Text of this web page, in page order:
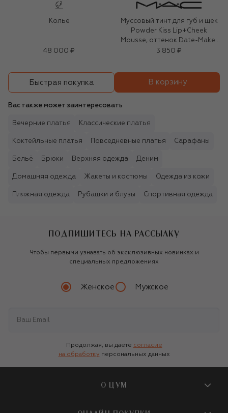
Колье
48 000 ₽
Муссовый тинт для губ и щек
Powder Kiss Lip+Cheek
Mousse, оттенок Date-Maker
(5ml)
3 850 ₽
Быстрая покупка В корзину
Вас также может заинтересовать
Вечерние платья Классические платья
Коктейльные платья Повседневные платья Сарафаны
Бельё Брюки Верхняя одежда Деним
Домашняя одежда Жакеты и костюмы Одежда из кожи
Пляжная одежда Рубашки и блузы Спортивная одежда
ПОДПИШИТЕСЬ НА РАССЫЛКУ
Чтобы первыми узнавать об эксклюзивных новинках и
специальных предложениях
Женское Мужское
Продолжая, вы даете согласие
на обработку персональных данных
О ЦУМ
О магазине